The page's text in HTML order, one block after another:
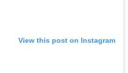
View this post on Instagram